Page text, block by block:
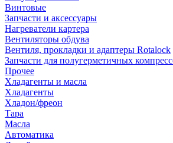
Винтовые
Запчасти и аксессуары
Нагреватели картера
Вентиляторы обдува
Вентиля, прокладки и адаптеры Rotalock
Запчасти для полугерметичных
Прочее
Хладагенты и масла
Хладагенты
Хладон/фреон
Тара
Масла
Автоматика